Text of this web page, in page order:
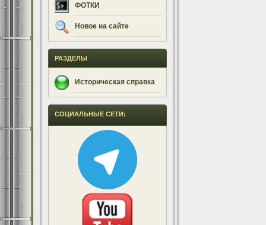
ФОТКИ
Новое на сайте
РАЗДЕЛЫ
Историческая справка
СОЦИАЛЬНЫЕ СЕТИ: